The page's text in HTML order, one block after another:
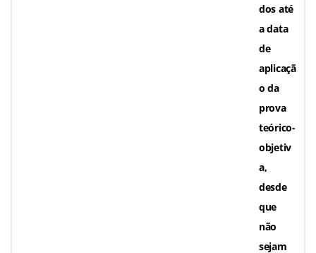
dos até
a data
de
aplicaçã
o da
prova
teórico-
objetiv
a,
desde
que
não
sejam